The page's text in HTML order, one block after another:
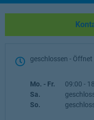
geschlossen - Öffnet
Wochentag
Mo. - Fr. 09:00 -
Sa.
So.